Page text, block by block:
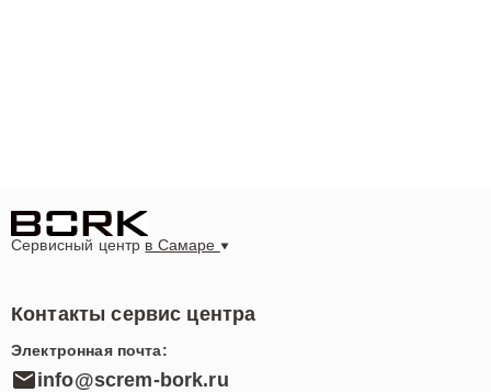
решение проблем с парогенераторами. Посетите нас
по адресу Московское шоссе, 3, чтобы узнать больше
Сервисный центр в Самаре
Контакты сервис центра
Электронная почта:
info@screm-bork.ru